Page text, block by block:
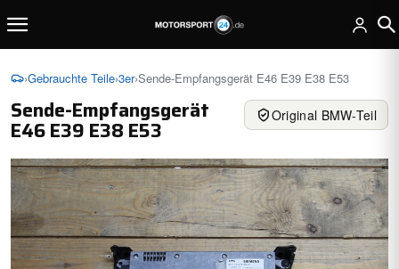
›Gebrauchte Teile›3er›Sende-Empfangsgerät E46 E39 E38 E53
Sende-Empfangsgerät
E46 E39 E38 E53
Original BMW-Teil